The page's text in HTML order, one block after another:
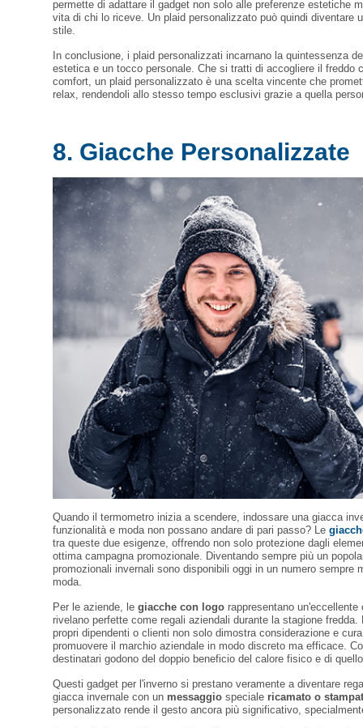
permette di adattare il gadget non solo alle preferenze estetiche
vita di chi lo riceve. Un plaid personalizzato può quindi diventare
stile.
In conclusione, i plaid personalizzati incarnano la quintessenza
estetica e un tocco personale. Che si tratti di accogliere il freddo
comfort, un plaid personalizzato è una scelta vincente che
relax, rendendoli allo stesso tempo esclusivi grazie a quella
8. Giacche Personalizzate
Quando il termometro inizia a scendere, indossare una giacca
funzionalità e moda non possano andare di pari passo? Le
tra queste due esigenze, offrendo non solo protezione dagli
ottima campagna promozionale. Diventando sempre più un
promozionali invernali sono disponibili oggi in un numero sempre
moda.
Per le aziende, le giacche con logo rappresentano
rivelano perfette come regali aziendali durante la stagione
propri dipendenti o clienti non solo dimostra considerazione e
promuovere il marchio aziendale in modo discreto ma efficace.
destinatari godono del doppio beneficio del calore fisico e di
Questi gadget per l'inverno si prestano veramente a diventare
giacca invernale con un messaggio speciale ricamato o
personalizzato rende il gesto ancora più significativo,